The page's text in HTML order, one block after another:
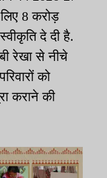
8 करोड़
दे दी है.
रेखा से नीचे
को
कराने की